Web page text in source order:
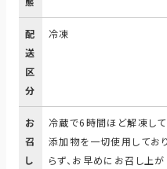
配
送
区
分
冷凍
お
召
し
冷蔵で6時間ほど解凍し
添加物を一切使用してお
らず、お早めにお召し上